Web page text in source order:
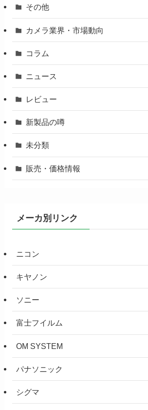
その他
カメラ業界・市場動向
コラム
ニュース
レビュー
新製品の噂
未分類
販売・価格情報
メーカ別リンク
ニコン
キヤノン
ソニー
富士フイルム
OM SYSTEM
パナソニック
シグマ